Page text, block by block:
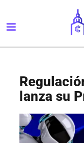
contenido
Menu
lanza su